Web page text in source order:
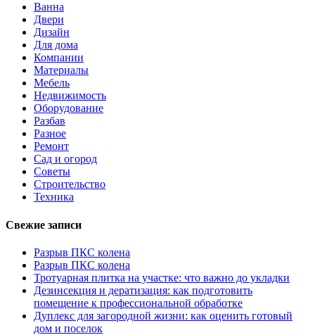
Ванна
Двери
Дизайн
Для дома
Компании
Материалы
Мебель
Недвижимость
Оборудование
Разбав
Разное
Ремонт
Сад и огород
Советы
Строительство
Техника
Свежие записи
Разрыв ПКС колена
Разрыв ПКС колена
Тротуарная плитка на участке: что важно до укладки
Дезинсекция и дератизация: как подготовить
помещение к профессиональной обработке
Дуплекс для загородной жизни: как оценить готовый
дом и поселок